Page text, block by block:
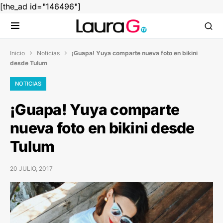
[the_ad id="146496"]
Inicio  Noticias  ¡Guapa! Yuya comparte nueva foto en bikini
desde Tulum
NOTICIAS
¡Guapa! Yuya comparte
nueva foto en bikini desde
Tulum
20 JULIO, 2017